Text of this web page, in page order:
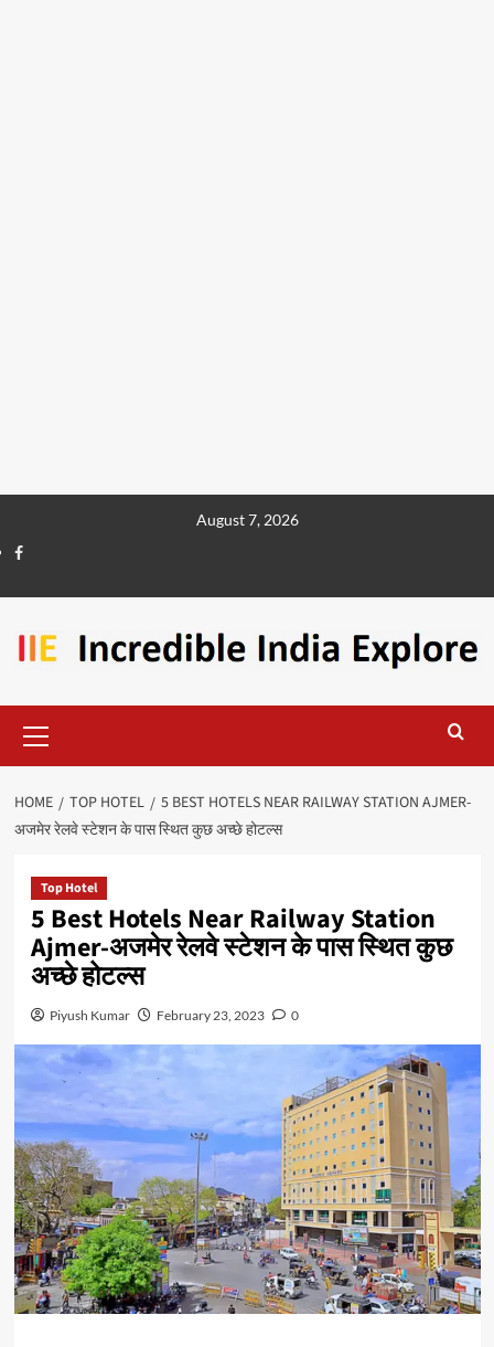
August 7, 2026
HOME TOP HOTEL
5 BEST HOTELS NEAR RAILWAY STATION AJMER-
अजमेर रेलवे स्टेशन के पास स्थित कुछ अच्छे होटल्स
Top Hotel
5 Best Hotels Near Railway Station
Ajmer-अजमेर रेलवे स्टेशन के पास स्थित कुछ
अच्छे होटल्स
Piyush Kumar February 23, 2023 0